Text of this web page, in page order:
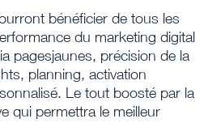
bénéficier de tous les
du marketing digital
pagesjaunes, précision de la
planning, activation
Le tout boosté par la
qui permettra le meilleur